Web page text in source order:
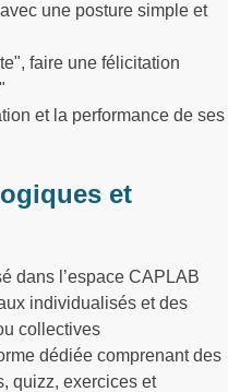
une posture simple et
faire une félicitation
et la performance de ses
et
dans l’espace CAPLAB
individualisés et des
collectives
dédiée comprenant des
quizz, exercices et